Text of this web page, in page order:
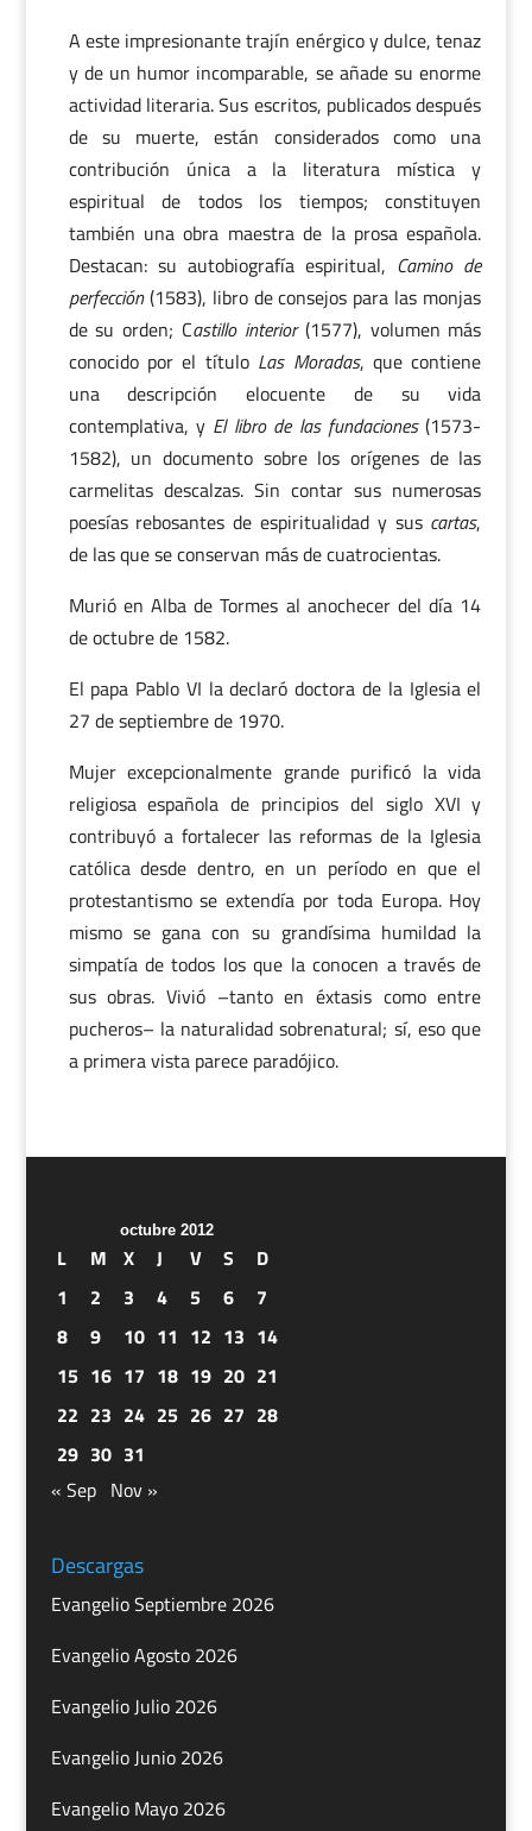
A este impresionante trajín enérgico y dulce, tenaz
y de un humor incomparable, se añade su enorme
actividad literaria. Sus escritos, publicados después
de su muerte, están considerados como una
contribución única a la literatura mística y
espiritual de todos los tiempos; constituyen
también una obra maestra de la prosa española.
Destacan: su autobiografía espiritual, Camino de
perfección(1583), libro de consejos para las monjas
de su orden; Castillo interior(1577), volumen más
conocido por el título Las Moradas, que contiene
una descripción elocuente de su vida
contemplativa, y El libro de las fundaciones(1573-
1582), un documento sobre los orígenes de las
carmelitas descalzas. Sin contar sus numerosas
poesías rebosantes de espiritualidad y suscartas,
de las que se conservan más de cuatrocientas.
Murió en Alba de Tormes al anochecer del día 14
de octubre de 1582.
El papa Pablo VI la declaró doctora de la Iglesia el
27 de septiembre de 1970.
Mujer excepcionalmente grande purificó la vida
religiosa española de principios del siglo XVI y
contribuyó a fortalecer las reformas de la Iglesia
católica desde dentro, en un período en que el
protestantismo se extendía por toda Europa. Hoy
mismo se gana con su grandísima humildad la
simpatía de todos los que la conocen a través de
sus obras. Vivió –tanto en éxtasis como entre
pucheros– la naturalidad sobrenatural; sí, eso que
a primera vista parece paradójico.
octubre 2012
L M X J V S
D
1
2 3 4 5 6
7
8
9 10 11 12 13 14
15 16 17 18 19 20 21
22 23 24 25 26 27 28
29 30 31
« Sep Nov »
Descargas
Evangelio Septiembre 2026
Evangelio Agosto 2026
Evangelio Julio 2026
Evangelio Junio 2026
Evangelio Mayo 2026